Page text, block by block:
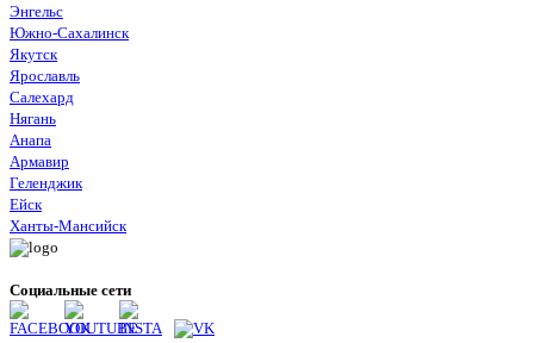
Энгельс
Южно-Сахалинск
Якутск
Ярославль
Салехард
Нягань
Анапа
Армавир
Геленджик
Ейск
Ханты-Мансийск
Социальные сети